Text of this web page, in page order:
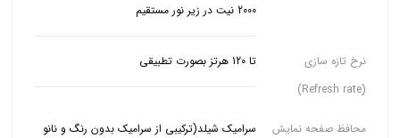
2000 نیت در زیر نور مستقیم
نرخ تازه سازی
(Refresh rate)
تا 120 هرتز بصورت تطبیقی
محافظ صفحه نمایش
سرامیک شیلد(ترکیبی از سرامیک بدون رنگ و نانو